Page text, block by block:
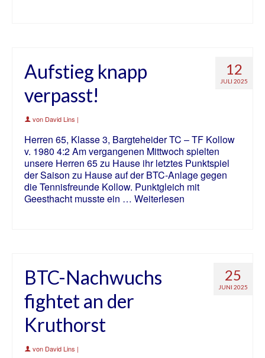
12
JULI 2025
Aufstieg knapp
verpasst!
von David Lins |
Herren 65, Klasse 3, Bargteheider TC – TF Kollow
v. 1980 4:2 Am vergangenen Mittwoch spielten
unsere Herren 65 zu Hause ihr letztes Punktspiel
der Saison zu Hause auf der BTC-Anlage gegen
die Tennisfreunde Kollow. Punktgleich mit
Geesthacht musste ein … Weiterlesen
25
JUNI 2025
BTC-Nachwuchs
fightet an der
Kruthorst
von David Lins |